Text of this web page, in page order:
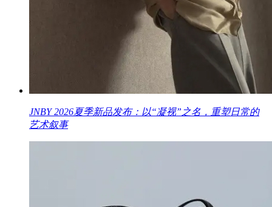
JNBY 2026夏季新品发布：以“凝视”之名，重塑日常的
艺术叙事